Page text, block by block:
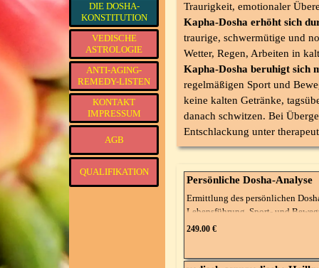
DIE DOSHA-
KONSTITUTION
▼
VEDISCHE
ASTROLOGIE
▼
ANTI-AGING-
REMEDY-LISTEN
▼
KONTAKT
IMPRESSUM
AGB
QUALIFIKATION
Traurigkeit, emotionaler
Kapha-Dosha erhöht sich
traurige, schwermütige und
Wetter, Regen, Arbeiten in
Kapha-Dosha beruhigt sich
regelmäßigen Sport und
keine kalten Getränke,
danach schwitzen. Bei
Entschlackung unter
Persönliche Dosha-Analyse
Ermittlung des persönlichen
Lebensführung, Sport- und
vermeiden oder fördern sollte, um
249.00 €